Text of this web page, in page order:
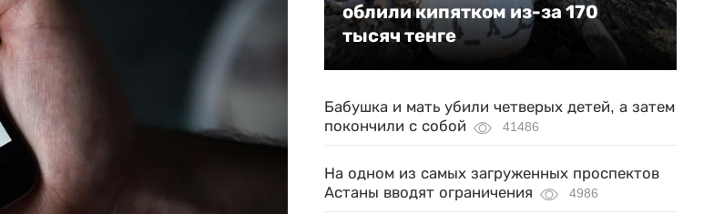
облили кипятком из-за 170
тысяч тенге
Бабушка и мать убили четверых детей, а затем
покончили с собой
41486
На одном из самых загруженных проспектов
Астаны вводят ограничения
4986